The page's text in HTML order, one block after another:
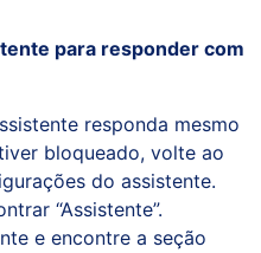
para responder com
responda mesmo
bloqueado, volte ao
do assistente.
“Assistente”.
e encontre a seção